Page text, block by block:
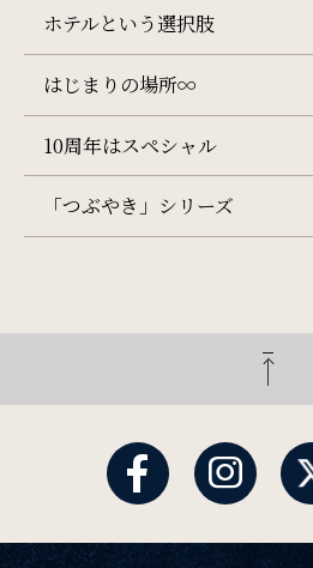
ホテルという選択肢
はじまりの場所∞
10周年はスペシャル
「つぶやき」シリーズ